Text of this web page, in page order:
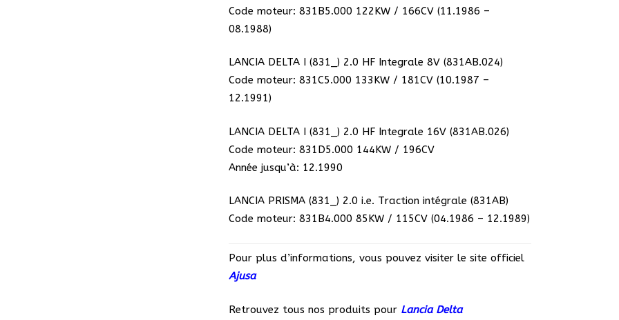
Code moteur: 831B5.000 122KW / 166CV (11.1986 –
08.1988)
LANCIA DELTA I (831_) 2.0 HF Integrale 8V (831AB.024)
Code moteur: 831C5.000 133KW / 181CV (10.1987 –
12.1991)
LANCIA DELTA I (831_) 2.0 HF Integrale 16V (831AB.026)
Code moteur: 831D5.000 144KW / 196CV
Année jusqu’à: 12.1990
LANCIA PRISMA (831_) 2.0 i.e. Traction intégrale (831AB)
Code moteur: 831B4.000 85KW / 115CV (04.1986 – 12.1989)
Pour plus d’informations, vous pouvez visiter le site officiel
Ajusa
Retrouvez tous nos produits pour Lancia Delta